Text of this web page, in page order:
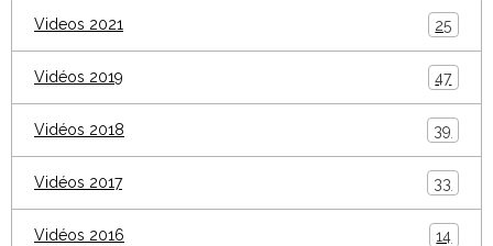
Videos 2021 25
Vidéos 2019 47
Vidéos 2018 39
Vidéos 2017 33
Vidéos 2016 14